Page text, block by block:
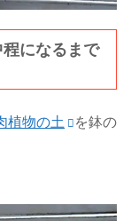
になるまで
植物の土
を鉢の